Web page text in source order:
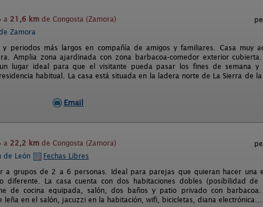
a 21,6 km de Congosta (Zamora)
Zamora
periodos más largos en compañía de amigos y familiares. Casa muy
Amplia zona ajardinada con zona barbacoa-comedor exterior cubierta.
lugar ideal para que el visitante pueda pasar los fines de semana y
habitual. La casa está situada en la ladera norte de La Sierra de la
Email
a 22,2 km de Congosta (Zamora)
de León
Fechas Libres
a grupos de 2 a 6 personas. Ideal para parejas que quieran hacer una
diferente. La casa cuenta con dos habitaciones dobles (posibilidad de
de cocina equipada, salón, dos baños y patio privado con
en el salón, jacuzzi en la habitación, wifi, bicicletas, diana electrónica...